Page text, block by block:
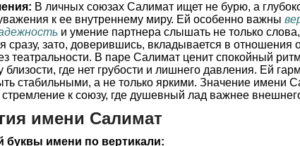
В личных союзах Салимат ищет не бурю, а
к ее внутреннему миру. Ей особенно важны
и умение партнера слышать не только
сразу, зато, доверившись, вкладывается в отношения
театральности. В паре Салимат ценит спокойный
близости, где нет грубости и лишнего давления. Ей
стабильными, а не только яркими. Значение имени
стремление к союзу, где душевный лад важнее
имени Салимат
буквы имени по вертикали: